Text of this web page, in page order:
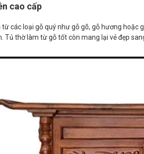
cao cấp
các loại gỗ quý như gỗ gõ, gỗ hương hoặc
Tủ thờ làm từ gỗ tốt còn mang lại vẻ đẹp